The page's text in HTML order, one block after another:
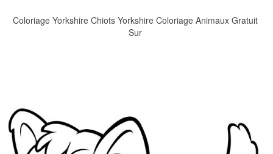
Coloriage Yorkshire Chiots Yorkshire Coloriage Animaux Gratuit
Sur